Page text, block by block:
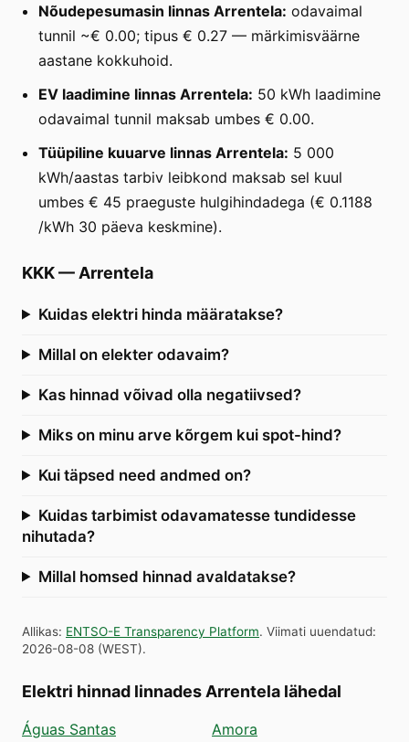
Nõudepesumasin linnas Arrentela: odavaimal
tunnil ~€ 0.00; tipus € 0.27 — märkimisväärne
aastane kokkuhoid.
EV laadimine linnas Arrentela: 50 kWh laadimine
odavaimal tunnil maksab umbes € 0.00.
Tüüpiline kuuarve linnas Arrentela: 5 000
kWh/aastas tarbiv leibkond maksab sel kuul
umbes € 45 praeguste hulgihindadega (€ 0.1188
/kWh 30 päeva keskmine).
KKK— Arrentela
Kuidas elektri hinda määratakse?
Millal on elekter odavaim?
Kas hinnad võivad olla negatiivsed?
Miks on minu arve kõrgem kui spot-hind?
Kui täpsed need andmed on?
Kuidas tarbimist odavamatesse tundidesse
nihutada?
Millal homsed hinnad avaldatakse?
Allikas: ENTSO-E Transparency Platform. Viimati uuendatud:
2026-08-08 (WEST).
Elektri hinnad linnades Arrentela lähedal
Águas Santas
Amora